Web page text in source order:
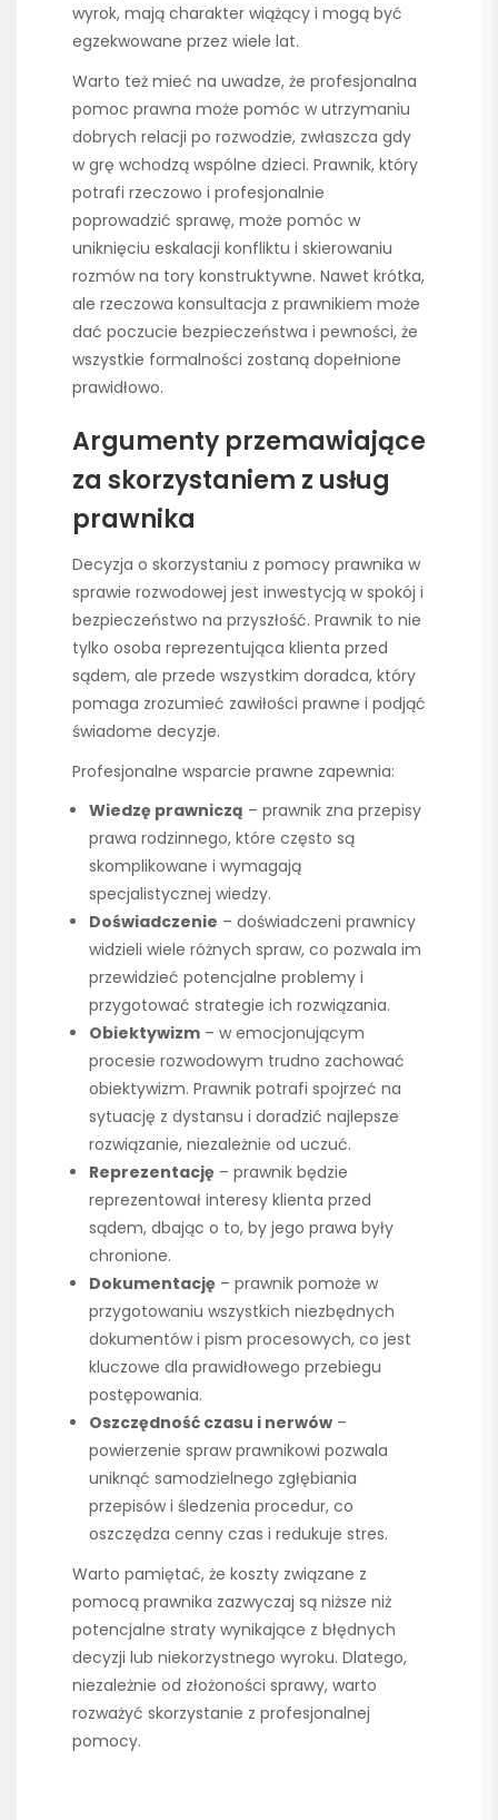
wyrok, mają charakter wiążący i mogą być
egzekwowane przez wiele lat.
Warto też mieć na uwadze, że profesjonalna
pomoc prawna może pomóc w utrzymaniu
dobrych relacji po rozwodzie, zwłaszcza gdy
w grę wchodzą wspólne dzieci. Prawnik, który
potrafi rzeczowo i profesjonalnie
poprowadzić sprawę, może pomóc w
uniknięciu eskalacji konfliktu i skierowaniu
rozmów na tory konstruktywne. Nawet krótka,
ale rzeczowa konsultacja z prawnikiem może
dać poczucie bezpieczeństwa i pewności, że
wszystkie formalności zostaną dopełnione
prawidłowo.
Argumenty przemawiające
za skorzystaniem z usług
prawnika
Decyzja o skorzystaniu z pomocy prawnika w
sprawie rozwodowej jest inwestycją w spokój i
bezpieczeństwo na przyszłość. Prawnik to nie
tylko osoba reprezentująca klienta przed
sądem, ale przede wszystkim doradca, który
pomaga zrozumieć zawiłości prawne i podjąć
świadome decyzje.
Profesjonalne wsparcie prawne zapewnia:
Wiedzę prawniczą – prawnik zna przepisy
prawa rodzinnego, które często są
skomplikowane i wymagają
specjalistycznej wiedzy.
Doświadczenie – doświadczeni prawnicy
widzieli wiele różnych spraw, co pozwala im
przewidzieć potencjalne problemy i
przygotować strategie ich rozwiązania.
Obiektywizm – w emocjonującym
procesie rozwodowym trudno zachować
obiektywizm. Prawnik potrafi spojrzeć na
sytuację z dystansu i doradzić najlepsze
rozwiązanie, niezależnie od uczuć.
Reprezentację – prawnik będzie
reprezentował interesy klienta przed
sądem, dbając o to, by jego prawa były
chronione.
Dokumentację – prawnik pomoże w
przygotowaniu wszystkich niezbędnych
dokumentów i pism procesowych, co jest
kluczowe dla prawidłowego przebiegu
postępowania.
Oszczędność czasu i nerwów –
powierzenie spraw prawnikowi pozwala
uniknąć samodzielnego zgłębiania
przepisów i śledzenia procedur, co
oszczędza cenny czas i redukuje stres.
Warto pamiętać, że koszty związane z
pomocą prawnika zazwyczaj są niższe niż
potencjalne straty wynikające z błędnych
decyzji lub niekorzystnego wyroku. Dlatego,
niezależnie od złożoności sprawy, warto
rozważyć skorzystanie z profesjonalnej
pomocy.